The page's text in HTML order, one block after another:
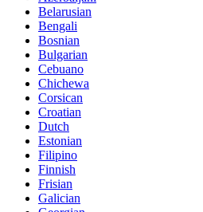
Belarusian
Bengali
Bosnian
Bulgarian
Cebuano
Chichewa
Corsican
Croatian
Dutch
Estonian
Filipino
Finnish
Frisian
Galician